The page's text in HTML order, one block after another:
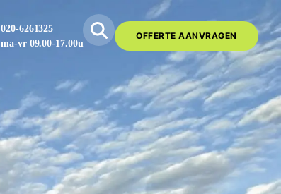
020-6261325
ma-vr 09.00-17.00u
OFFERTE AANVRAGEN